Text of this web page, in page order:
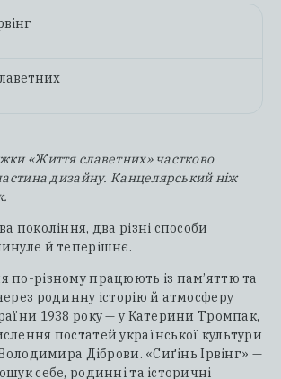
«Життя славетних» частково
дизайну. Канцелярський ніж
покоління, два різні способи
й теперішнє.
по-різному працюють із пам’яттю та
родинну історію й атмосферу
1938 року — у Катерини Тромпак,
постатей української культури
Діброви. «Сиґінь Ірвінг» —
себе, родинні та історичні